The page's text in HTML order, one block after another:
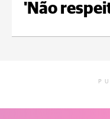
'Não